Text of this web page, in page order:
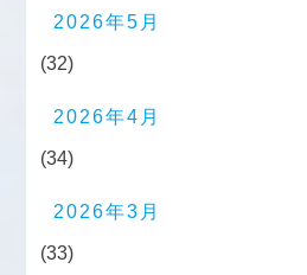
2026年5月
(32)
2026年4月
(34)
2026年3月
(33)